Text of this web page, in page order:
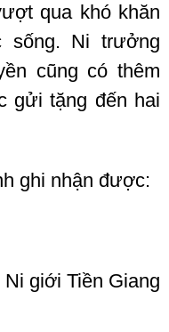
qua khó khăn
sống. Ni trưởng
cũng có thêm
gửi tặng đến hai
ghi nhận được:
giới Tiền Giang